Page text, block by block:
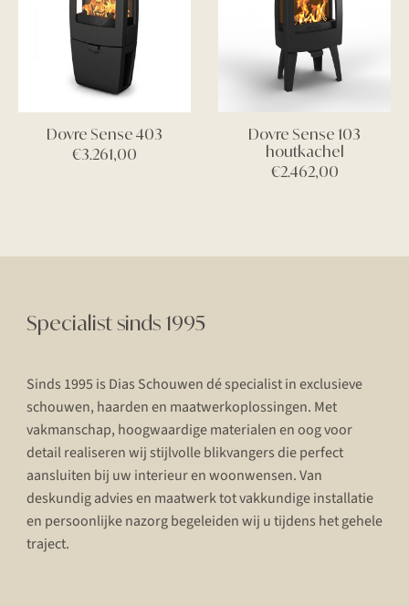
Dovre Sense 403
€3.261,00
Dovre Sense 103
houtkachel
€2.462,00
Specialist sinds 1995
Sinds 1995 is Dias Schouwen dé specialist in exclusieve
schouwen, haarden en maatwerkoplossingen. Met
vakmanschap, hoogwaardige materialen en oog voor
detail realiseren wij stijlvolle blikvangers die perfect
aansluiten bij uw interieur en woonwensen. Van
deskundig advies en maatwerk tot vakkundige installatie
en persoonlijke nazorg begeleiden wij u tijdens het gehele
traject.